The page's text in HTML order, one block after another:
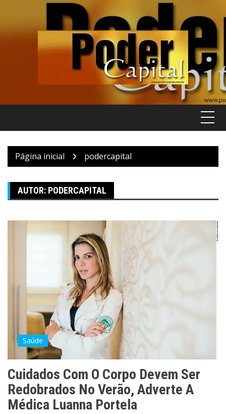
Página inicial podercapital
AUTOR: PODERCAPITAL
Saúde
Cuidados Com O Corpo Devem Ser
Redobrados No Verão, Adverte A
Médica Luanna Portela